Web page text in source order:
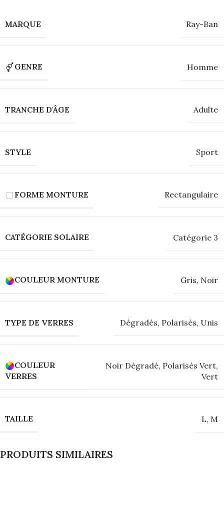
MARQUE Ray-Ban
GENRE Homme
TRANCHE D'ÂGE Adulte
STYLE Sport
FORME MONTURE Rectangulaire
CATÉGORIE SOLAIRE Catégorie 3
COULEUR MONTURE Gris, Noir
TYPE DE VERRES Dégradés, Polarisés, Unis
COULEUR
VERRES
Noir Dégradé, Polarisés Vert,
Vert
TAILLE L, M
PRODUITS SIMILAIRES